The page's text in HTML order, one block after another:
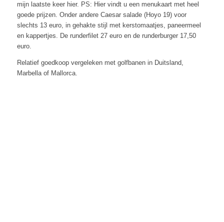
mijn laatste keer hier. PS: Hier vindt u een menukaart met heel
goede prijzen. Onder andere Caesar salade (Hoyo 19) voor
slechts 13 euro, in gehakte stijl met kerstomaatjes, paneermeel
en kappertjes. De runderfilet 27 euro en de runderburger 17,50
euro.
Relatief goedkoop vergeleken met golfbanen in Duitsland,
Marbella of Mallorca.